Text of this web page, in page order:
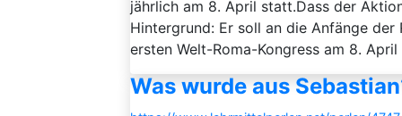
jährlich am 8. April statt.Dass der
Hintergrund: Er soll an die Anfänge
ersten Welt-Roma-Kongress am 8. April
Was wurde aus